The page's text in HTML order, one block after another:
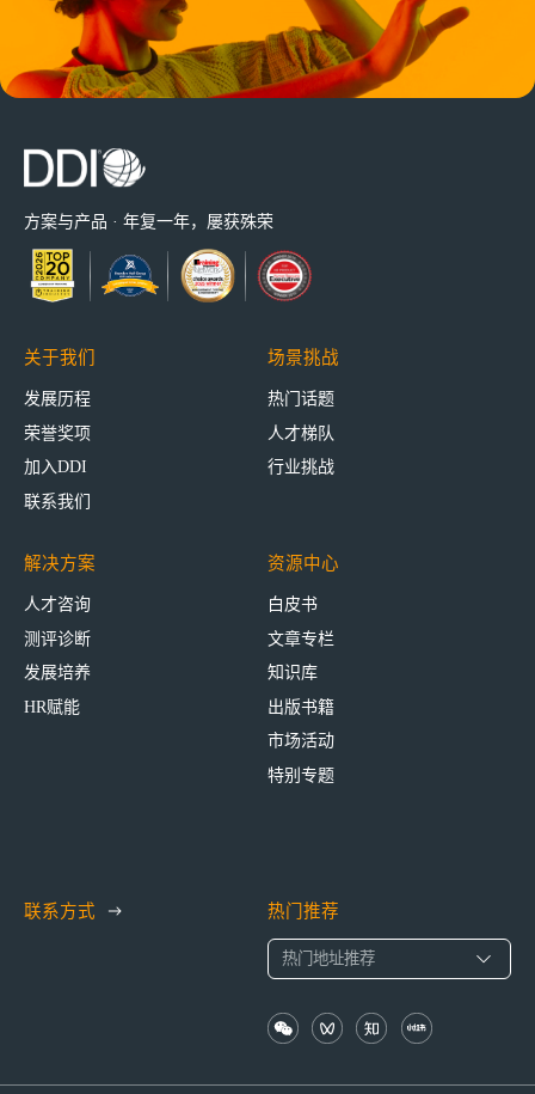
方案与产品 · 年复一年，屡获殊荣
关于我们
发展历程
荣誉奖项
加入DDI
联系我们
场景挑战
热门话题
人才梯队
行业挑战
解决方案
人才咨询
测评诊断
发展培养
HR赋能
资源中心
白皮书
文章专栏
知识库
出版书籍
市场活动
特别专题
联系方式 热门推荐